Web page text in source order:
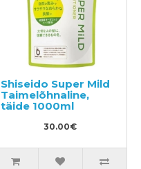
Shiseido Super Mild
Taimelõhnaline,
täide 1000ml
30.00€